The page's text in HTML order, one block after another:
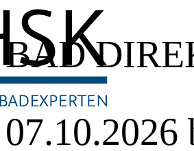
BAD
07.10.2026